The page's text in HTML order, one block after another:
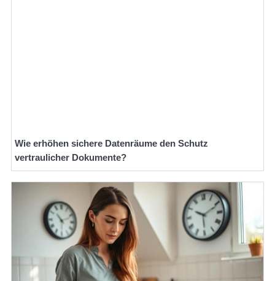
Wie erhöhen sichere Datenräume den Schutz
vertraulicher Dokumente?